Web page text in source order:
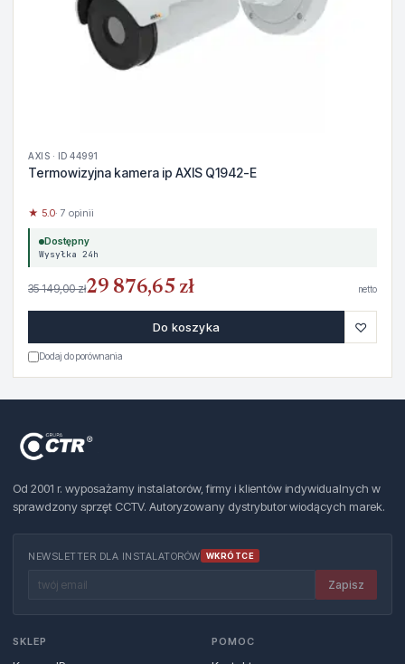
AXIS · ID 44991
Termowizyjna kamera ip AXIS Q1942-E
★ 5.0· 7 opinii
Dostępny
Wysyłka 24h
35 149,00 zł29 876,65 zł netto
Do koszyka ♡
Dodaj do porównania
Od 2001 r. wyposażamy instalatorów, firmy i klientów indywidualnych w
sprawdzony sprzęt CCTV. Autoryzowany dystrybutor wiodących marek.
NEWSLETTER DLA INSTALATORÓW WKRÓTCE
Zapisz
SKLEP POMOC